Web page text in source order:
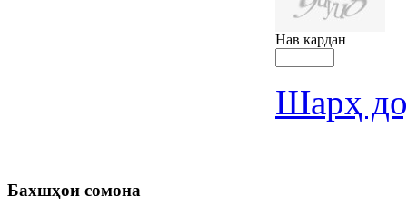
Нав кардан
Шарҳ
Бахшҳои сомона